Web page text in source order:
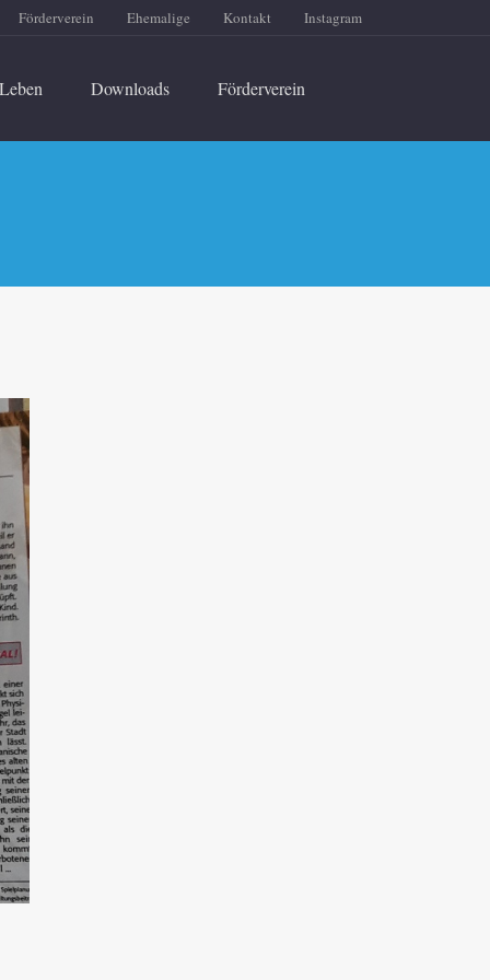
Förderverein Ehemalige Kontakt Instagram
Leben Downloads Förderverein